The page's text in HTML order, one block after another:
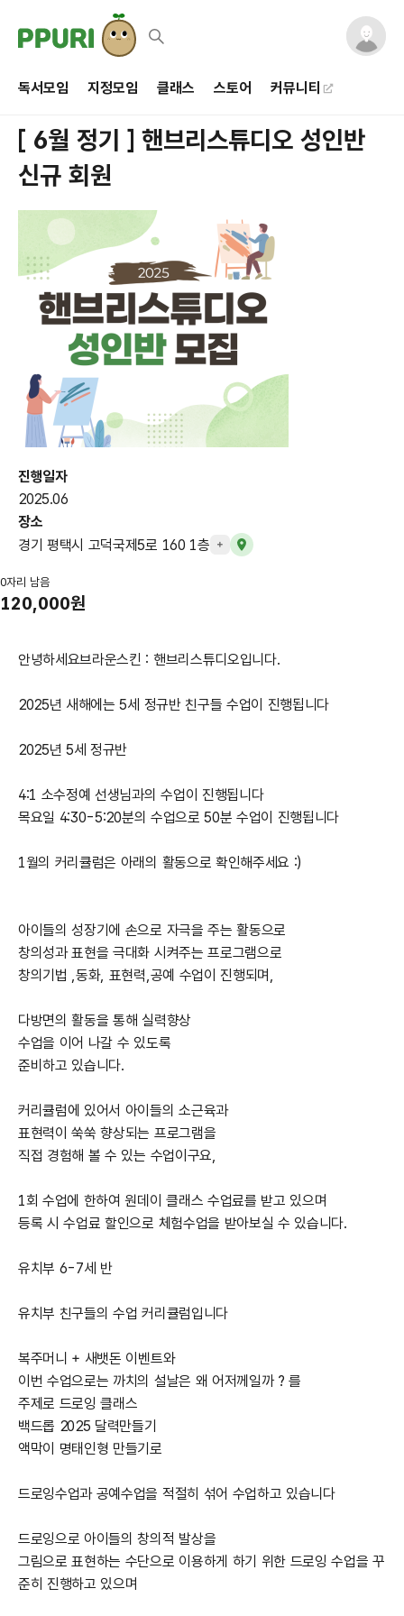
독서모임 지정모임 클래스 스토어 커뮤니티
[ 6월 정기 ] 핸브리스튜디오 성인반
신규 회원
진행일자
2025.06
장소
경기 평택시 고덕국제5로 160 1층
+
0자리 남음
120,000원
안녕하세요브라운스킨 : 핸브리스튜디오입니다.
2025년 새해에는 5세 정규반 친구들 수업이 진행됩니다
2025년 5세 정규반
4:1 소수정예 선생님과의 수업이 진행됩니다
목요일 4:30-5:20분의 수업으로 50분 수업이 진행됩니다
1월의 커리큘럼은 아래의 활동으로 확인해주세요 :)
아이들의 성장기에 손으로 자극을 주는 활동으로
창의성과 표현을 극대화 시켜주는 프로그램으로
창의기법 ,동화, 표현력,공예 수업이 진행되며,
다방면의 활동을 통해 실력향상
수업을 이어 나갈 수 있도록
준비하고 있습니다.
커리큘럼에 있어서 아이들의 소근육과
표현력이 쑥쑥 향상되는 프로그램을
직접 경험해 볼 수 있는 수업이구요,
1회 수업에 한하여 원데이 클래스 수업료를 받고 있으며
등록 시 수업료 할인으로 체험수업을 받아보실 수 있습니다.
유치부 6-7세 반
유치부 친구들의 수업 커리큘럼입니다​
복주머니 + 새뱃돈 이벤트와
이번 수업으로는 까치의 설날은 왜 어저께일까 ? 를
주제로 드로잉 클래스
백드롭 2025 달력만들기
액막이 명태인형 만들기로
드로잉수업과 공예수업을 적절히 섞어 수업하고 있습니다
드로잉으로 아이들의 창의적 발상을
그림으로 표현하는 수단으로 이용하게 하기 위한 드로잉 수업을 꾸
준히 진행하고 있으며​